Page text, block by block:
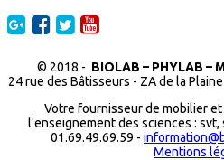
© 2018 - BIOLAB – PHYLAB –
24 rue des Bâtisseurs - ZA de la
Votre fournisseur de mobilier
l'enseignement des sciences : svt,
01.69.49.69.59 -
Mentions